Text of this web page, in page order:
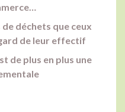
déchets que ceux
de leur effectif
de plus en plus une